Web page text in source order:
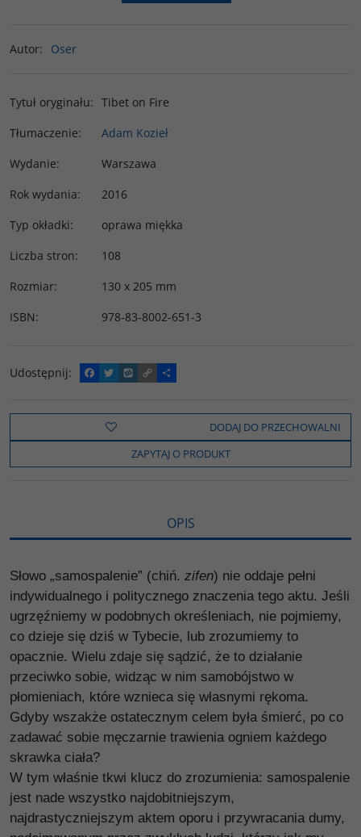
Autor: Oser
Tytuł oryginału: Tibet on Fire
Tłumaczenie:
Adam Kozieł
Wydanie:
Warszawa
Rok wydania:
2016
Typ okładki:
oprawa miękka
Liczba stron:
108
Rozmiar:
130 x 205 mm
ISBN: 978-83-8002-651-3
Udostępnij:
F
a
e
o
k
T
w
t
t
e
W
y
o
C
o
y
i
n
k
P
o
z
e
l
s
DODAJ DO PRZECHOWALNI
ZAPYTAJ O PRODUKT
OPIS
Słowo „samospalenie” (chiń. zifen) nie oddaje pełni
indywidualnego i politycznego znaczenia tego aktu. Jeśli
ugrzęźniemy w podobnych określeniach, nie pojmiemy,
co dzieje się dziś w Tybecie, lub zrozumiemy to
opacznie. Wielu zdaje się sądzić, że to działanie
przeciwko sobie, widząc w nim samobójstwo w
płomieniach, które wznieca się własnymi rękoma.
Gdyby wszakże ostatecznym celem była śmierć, po co
zadawać sobie męczarnie trawienia ogniem każdego
skrawka ciała?
W tym właśnie tkwi klucz do zrozumienia: samospalenie
jest nade wszystko najdobitniejszym,
najdrastyczniejszym aktem oporu i przywracania dumy,